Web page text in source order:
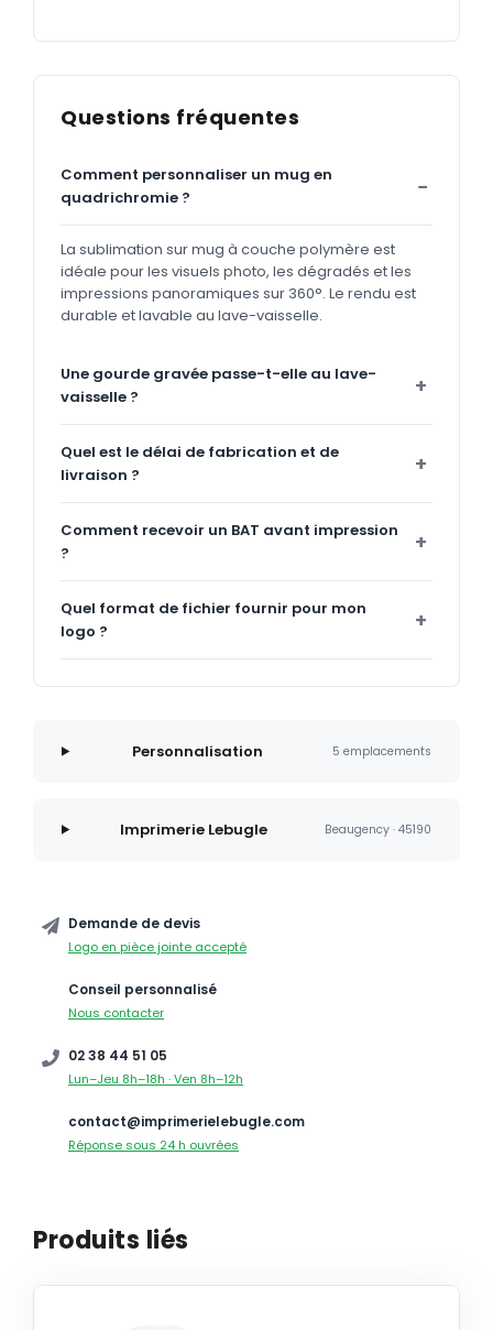
Questions fréquentes
Comment personnaliser un mug en
quadrichromie ?
La sublimation sur mug à couche polymère est
idéale pour les visuels photo, les dégradés et les
impressions panoramiques sur 360°. Le rendu est
durable et lavable au lave-vaisselle.
Une gourde gravée passe-t-elle au lave-
vaisselle ?
Quel est le délai de fabrication et de
livraison ?
Comment recevoir un BAT avant impression
?
Quel format de fichier fournir pour mon
logo ?
Personnalisation 5 emplacements
Imprimerie Lebugle Beaugency · 45190
Demande de devis
Logo en pièce jointe accepté
Conseil personnalisé
Nous contacter
02 38 44 51 05
Lun–Jeu 8h–18h · Ven 8h–12h
contact@imprimerielebugle.com
Réponse sous 24 h ouvrées
Produits liés